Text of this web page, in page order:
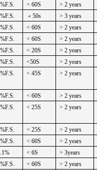
< 60S > 2 years
﹤50s > 3 years
< 60S > 2 years
< 60S > 2 years
< 20S > 2 years
<50S > 2 years
< 45S > 2 years
< 60S > 2 years
< 25S > 2 years
< 25S > 2 years
< 60S > 2 years
< 6S > 3years
< 60S > 2 years